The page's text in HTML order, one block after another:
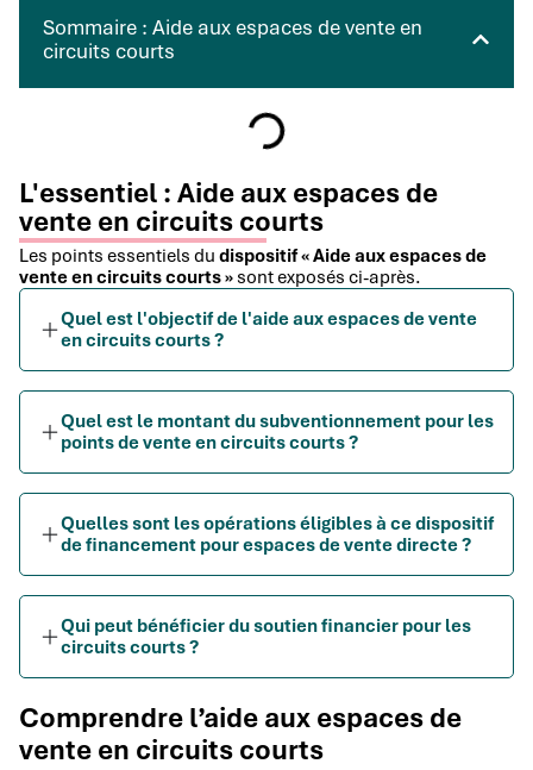
Sommaire : Aide aux espaces de vente en
circuits courts
L'essentiel : Aide aux espaces de
vente en circuits courts
Les points essentiels du dispositif « Aide aux espaces de
vente en circuits courts » sont exposés ci-après.
Quel est l'objectif de l'aide aux espaces de vente
en circuits courts ?
Quel est le montant du subventionnement pour les
points de vente en circuits courts ?
Quelles sont les opérations éligibles à ce dispositif
de financement pour espaces de vente directe ?
Qui peut bénéficier du soutien financier pour les
circuits courts ?
Comprendre l’aide aux espaces de
vente en circuits courts